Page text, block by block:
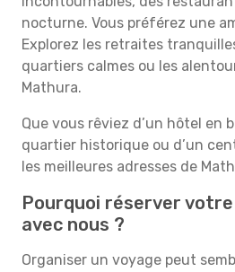
nocturne. Vous préférez une
Explorez les retraites
quartiers calmes ou les
Mathura.
Que vous rêviez d’un hôtel en
quartier historique ou d’un
les meilleures adresses de
Pourquoi réserver
avec nous ?
Organiser un voyage peut